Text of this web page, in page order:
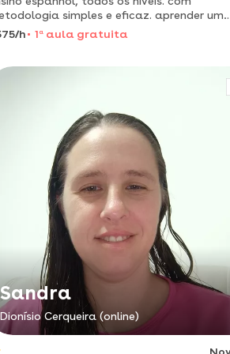
simples e eficaz. aprender um
nunca foi tão fácil e tranquilo.
ser sua professora!!
h 1 a aula gratuita
Sandra
Dionísio Cerqueira (online)